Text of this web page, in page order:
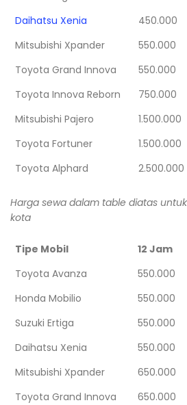
Daihatsu Xenia
450.000
Mitsubishi Xpander
550.000
Toyota Grand Innova
550.000
Toyota Innova Reborn
750.000
Mitsubishi Pajero
1.500.000
Toyota Fortuner
1.500.000
Toyota Alphard
2.500.000
Harga sewa dalam table diatas
kota
Tipe Mobil 12 Jam
Toyota Avanza
550.000
Honda Mobilio
550.000
Suzuki Ertiga
550.000
Daihatsu Xenia
550.000
Mitsubishi Xpander
650.000
Toyota Grand Innova
650.000